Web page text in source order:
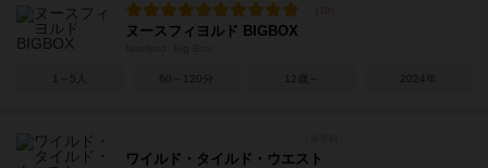
ヌースフィヨルド BIGBOX
1～5人 60～120分 12歳～ 2024年
ワイルド・タイルド・ウエスト